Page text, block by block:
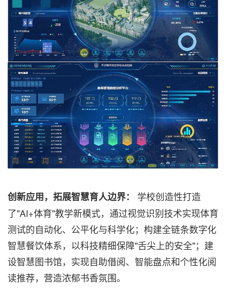
创新应用，拓展智慧育人边界：
学校创造性打造
了"AI+体育"教学新模式，通过视觉识别技术实现体育
测试的自动化、公平化与科学化；构建全链条数字化
智慧餐饮体系，以科技精细保障"舌尖上的安全"；建
设智慧图书馆，实现自助借阅、智能盘点和个性化阅
读推荐，营造浓郁书香氛围。